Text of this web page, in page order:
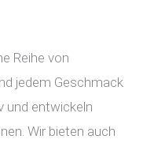
Reihe von
jedem Geschmack
und entwickeln
Wir bieten auch